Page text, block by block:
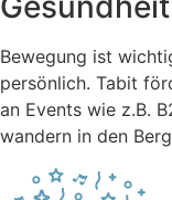
Bewegung ist
persönlich. Tabit
an Events wie z.B.
wandern in den